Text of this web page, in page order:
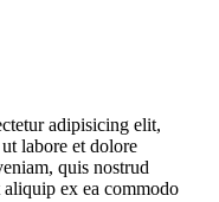
adipisicing elit,
labore et dolore
quis nostrud
ex ea commodo